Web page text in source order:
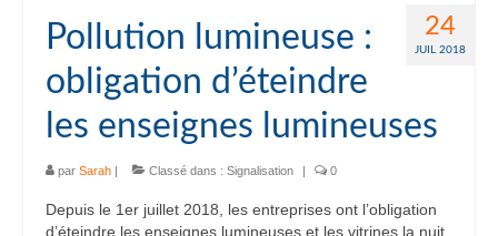
24
JUIL 2018
Pollution lumineuse :
obligation d’éteindre
les enseignes lumineuses
par Sarah | Classé dans : Signalisation | 0
Depuis le 1er juillet 2018, les entreprises ont l’obligation
d’éteindre les enseignes lumineuses et les vitrines la nuit